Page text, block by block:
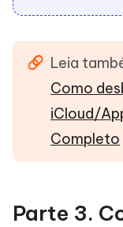
Leia
Como
iCloud/
Completo
Parte 3.